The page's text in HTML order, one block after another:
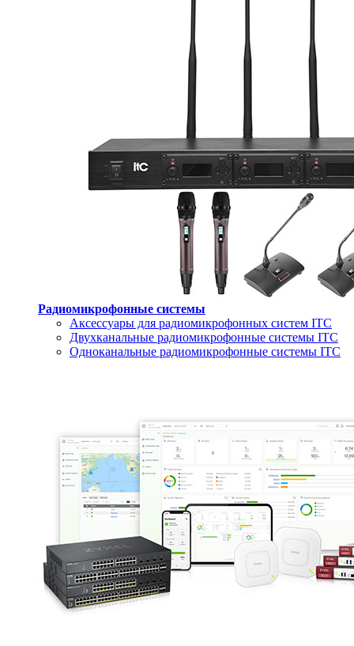
Радиомикрофонные системы
Аксессуары для радиомикрофонных систем ITC
Двухканальные радиомикрофонные системы ITC
Одноканальные радиомикрофонные системы ITC